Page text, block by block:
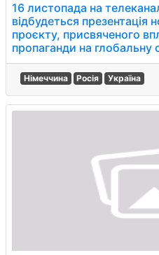
16 листопада на
відбудеться презентація
проєкту, присвяченого
пропаганди на глобальну
Німеччина Росія Україна